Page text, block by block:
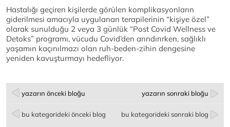
Hastalığı geçiren kişilerde görülen komplikasyonların
giderilmesi amacıyla uygulanan terapilerinin “kişiye özel”
olarak sunulduğu 2 veya 3 günlük “Post Covid Wellness ve
Detoks” programı, vücudu Covid’den arındırırken, sağlıklı
yaşamın kaçınılmazı olan ruh-beden-zihin dengesine
yeniden kavuşturmayı hedefliyor.
yazarın önceki bloğu yazarın sonraki bloğu
bu kategorideki önceki blog bu kategorideki sonraki blog